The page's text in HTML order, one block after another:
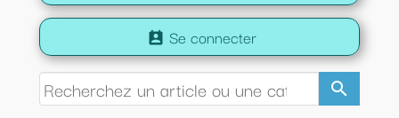
search
perm_contact_calendar Se connecter